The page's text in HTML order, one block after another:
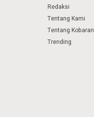
Redaksi
Tentang Kami
Tentang Kobaran
Trending